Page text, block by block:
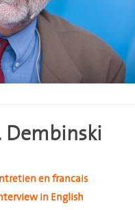
Dembinski
en francais
in English